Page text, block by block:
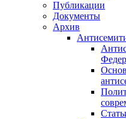
Публикации
Документы
Архив